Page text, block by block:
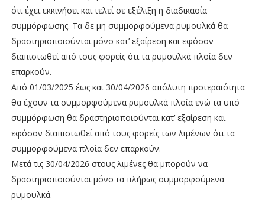
ότι έχει εκκινήσει και τελεί σε εξέλιξη η διαδικασία
συμμόρφωσης. Τα δε μη συμμορφούμενα ρυμουλκά θα
δραστηριοποιούνται μόνο κατ’ εξαίρεση και εφόσον
διαπιστωθεί από τους φορείς ότι τα ρυμουλκά πλοία δεν
επαρκούν.
Από 01/03/2025 έως και 30/04/2026 απόλυτη προτεραιότητα
θα έχουν τα συμμορφούμενα ρυμουλκά πλοία ενώ τα υπό
συμμόρφωση θα δραστηριοποιούνται κατ’ εξαίρεση και
εφόσον διαπιστωθεί από τους φορείς των λιμένων ότι τα
συμμορφούμενα πλοία δεν επαρκούν.
Μετά τις 30/04/2026 στους λιμένες θα μπορούν να
δραστηριοποιούνται μόνο τα πλήρως συμμορφούμενα
ρυμουλκά.